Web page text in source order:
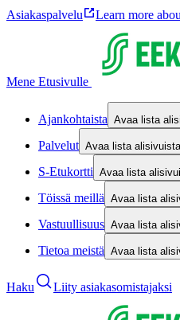
Asiakaspalvelu Learn more
Mene Etusivulle
Ajankohtaista Avaa lista
Palvelut Avaa lista
S-Etukortti Avaa lista
Töissä meillä Avaa lista
Vastuullisuus Avaa lista
Tietoa meistä Avaa lista
Haku Liity asiakasomistajaksi